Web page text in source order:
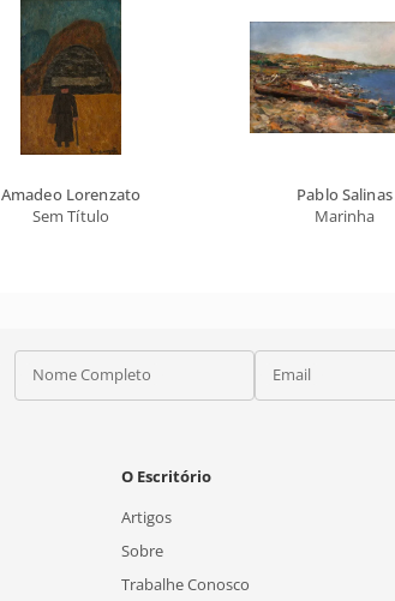
Amadeo Lorenzato
Sem Título
Pablo Salinas
Marinha
Nome Completo Email
O Escritório
Artigos
Sobre
Trabalhe Conosco